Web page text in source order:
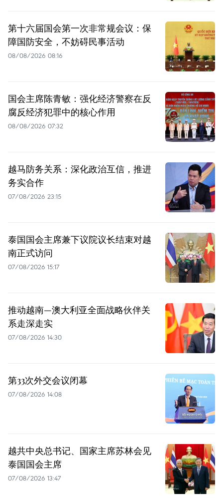
第十六届国会第一次非常规会议：保
障国防安全，不妨碍民事活动
08/08/2026 08:16
国会主席陈青敏：强化经济警察在反
腐反经济犯罪中的核心作用
08/08/2026 07:32
越马防务关系：深化政治互信，推进
务实合作
07/08/2026 23:15
泰国国会主席兼下议院议长结束对越
南正式访问
07/08/2026 15:17
推动越南—澳大利亚全面战略伙伴关
系走深走实
07/08/2026 14:30
第33次外交会议闭幕
07/08/2026 14:08
越共中央总书记、国家主席苏林会见
泰国国会主席
07/08/2026 13:47